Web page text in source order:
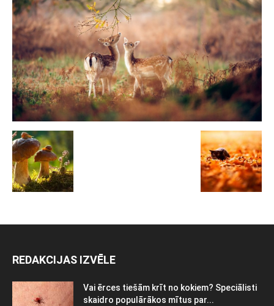
REDAKCIJAS IZVĒLE
Vai ērces tiešām krīt no kokiem? Speciālisti
skaidro populārākos mītus par...